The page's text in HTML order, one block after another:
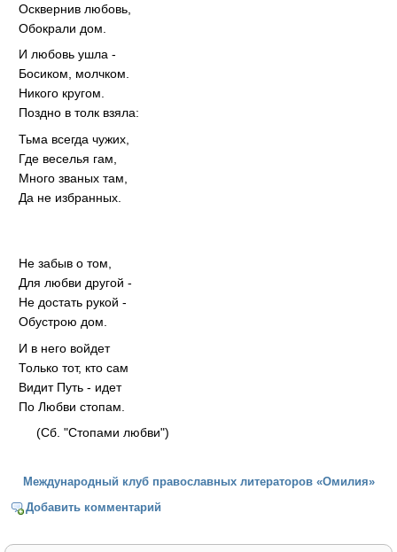
Осквернив любовь,
Обокрали дом.
И любовь ушла -
Босиком, молчком.
Никого кругом.
Поздно в толк взяла:
Тьма всегда чужих,
Где веселья гам,
Много званых там,
Да не избранных.
Не забыв о том,
Для любви другой -
Не достать рукой -
Обустрою дом.
И в него войдет
Только тот, кто сам
Видит Путь - идет
По Любви стопам.
(Сб. "Стопами любви")
Международный клуб православных литераторов «Омилия»
Добавить комментарий